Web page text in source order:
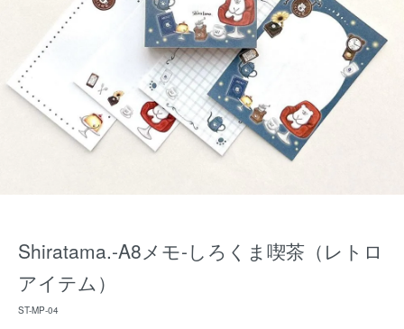
Shiratama.-A8メモ-しろくま喫茶（レトロ
アイテム）
ST-MP-04